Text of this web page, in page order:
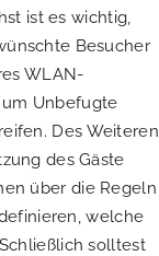
ist es wichtig,
Besucher
WLAN-
Unbefugte
Des Weiteren
des Gäste
über die Regeln
welche
solltest